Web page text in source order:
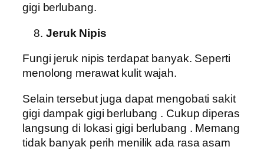
gigi berlubang.
Jeruk Nipis
Fungi jeruk nipis terdapat banyak. Seperti
menolong merawat kulit wajah.
Selain tersebut juga dapat mengobati sakit
gigi dampak gigi berlubang . Cukup diperas
langsung di lokasi gigi berlubang . Memang
tidak banyak perih menilik ada rasa asam